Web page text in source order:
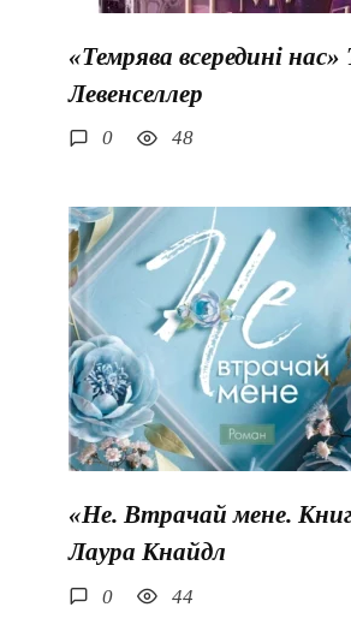
«Темрява всередині
Левенселлер
0 48
«Не. Втрачай мене.
Лаура Кнайдл
0 44